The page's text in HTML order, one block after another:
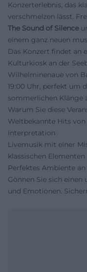
Konzerterlebnis, das
verschmelzen lässt.
The Sound of Silence
einem ganz neuen
Das Konzert findet an
Kulturkiosk an der
Wilhelminenaue von
19:00 Uhr, perfekt um
sommerlichen Klänge
Warum Sie diese
Weltbekannte Hits
Interpretation
Livemusik mit einer
klassischen Elementen
Perfektes Ambiente
Gönnen Sie sich
und Emotionen.